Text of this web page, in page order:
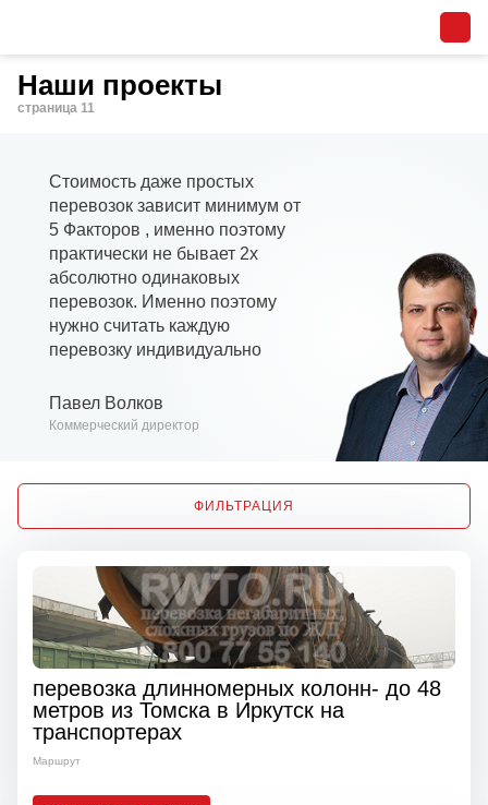
Наши проекты
страница 11
Стоимость даже простых
перевозок зависит минимум от
5 Факторов , именно поэтому
практически не бывает 2х
абсолютно одинаковых
перевозок. Именно поэтому
нужно считать каждую
перевозку индивидуально
Павел Волков
Коммерческий директор
ФИЛЬТРАЦИЯ
перевозка длинномерных колонн- до 48
метров из Томска в Иркутск на
транспортерах
Маршрут